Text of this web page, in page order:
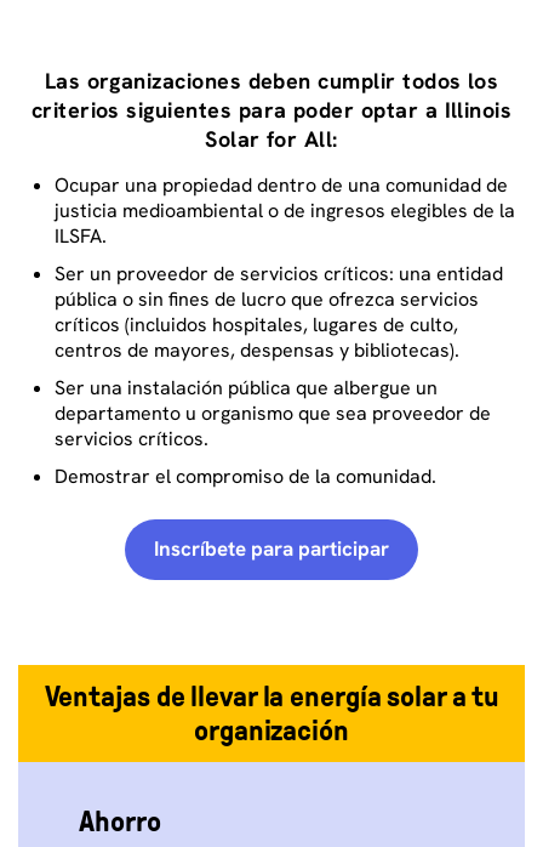
Las organizaciones deben cumplir todos los
criterios siguientes para poder optar a Illinois
Solar for All:
Ocupar una propiedad dentro de una comunidad de
justicia medioambiental o de ingresos elegibles de la
ILSFA.
Ser un proveedor de servicios críticos: una entidad
pública o sin fines de lucro que ofrezca servicios
críticos (incluidos hospitales, lugares de culto,
centros de mayores, despensas y bibliotecas).
Ser una instalación pública que albergue un
departamento u organismo que sea proveedor de
servicios críticos.
Demostrar el compromiso de la comunidad.
Inscríbete para participar
Ventajas de llevar la energía solar a tu
organización
Ahorro